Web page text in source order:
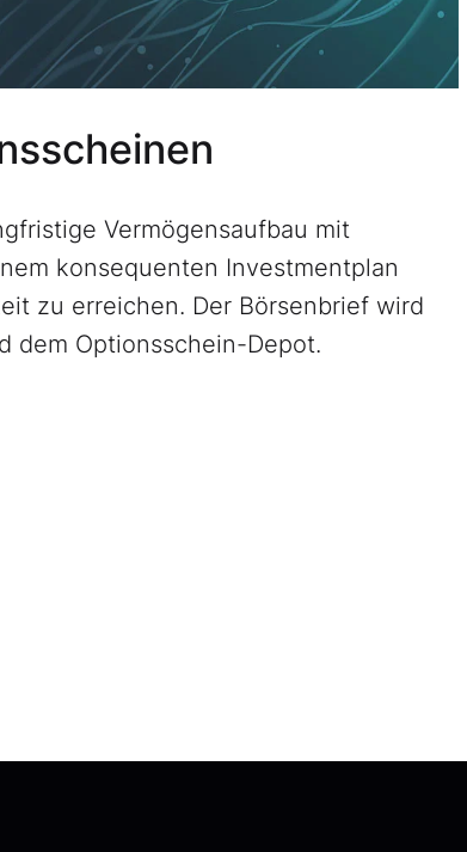
Vermögensaufbau mit
konsequenten Investmentplan
zu erreichen. Der Börsenbrief wird
dem Optionsschein-Depot.